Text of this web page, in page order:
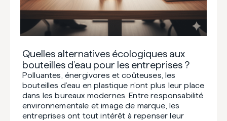
Quelles alternatives écologiques aux
bouteilles d’eau pour les entreprises ?
Polluantes, énergivores et coûteuses, les
bouteilles d’eau en plastique n’ont plus leur place
dans les bureaux modernes. Entre responsabilité
environnementale et image de marque, les
entreprises ont tout intérêt à repenser leur